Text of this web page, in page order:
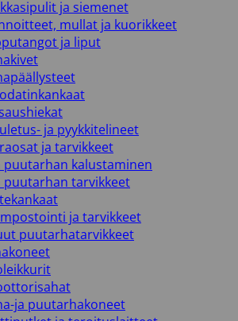
ja siemenet
mullat ja kuorikkeet
ja liput
ja pyykkitelineet
ja tarvikkeet
puutarhan kalustaminen
puutarhan tarvikkeet
ja tarvikkeet
puutarhatarvikkeet
ja puutarhakoneet